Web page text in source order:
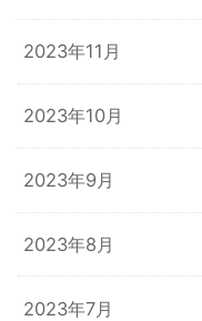
2023年11月
2023年10月
2023年9月
2023年8月
2023年7月